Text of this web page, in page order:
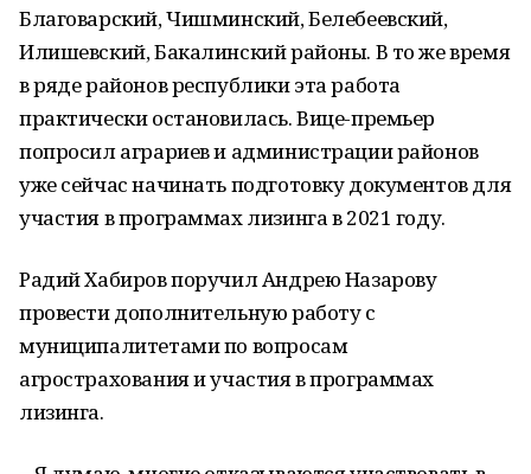
Благоварский, Чишминский, Белебеевский,
Илишевский, Бакалинский районы. В то же время
в ряде районов республики эта работа
практически остановилась. Вице-премьер
попросил аграриев и администрации районов
уже сейчас начинать подготовку документов для
участия в программах лизинга в 2021 году.
Радий Хабиров поручил Андрею Назарову
провести дополнительную работу с
муниципалитетами по вопросам
агрострахования и участия в программах
лизинга.